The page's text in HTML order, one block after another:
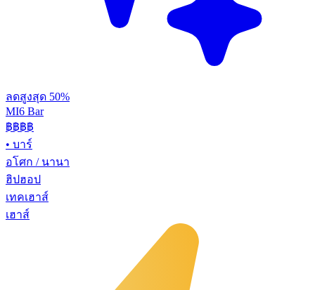
ลดสูงสุด 50%
MI6 Bar
฿฿฿฿
• บาร์
อโศก / นานา
ฮิปฮอป
เทคเฮาส์
เฮาส์